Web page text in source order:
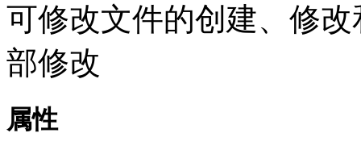
可修改文件的创建、修
部修改
属性